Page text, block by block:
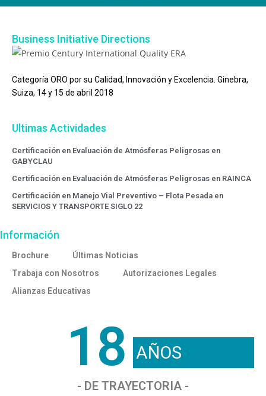
Business Initiative Directions
Categoría ORO por su Calidad, Innovación y Excelencia. Ginebra,
Suiza, 14 y 15 de abril 2018
Ultimas Actividades
Certificación en Evaluación de Atmósferas Peligrosas en
GABYCLAU
Certificación en Evaluación de Atmósferas Peligrosas en RAINCA
Certificación en Manejo Vial Preventivo – Flota Pesada en
SERVICIOS Y TRANSPORTE SIGLO 22
Información
Brochure
Últimas Noticias
Trabaja con Nosotros
Autorizaciones Legales
Alianzas Educativas
18 AÑOS
- DE TRAYECTORIA -